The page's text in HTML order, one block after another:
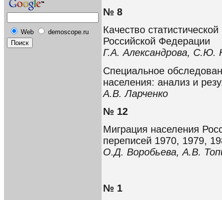
Web demoscope.ru
№ 8
Качество
Российской Федерации
Г.А. Александрова,
Специальное
населения: анализ и
А.В. Ларченко
№ 12
Миграция населения
переписей 1970, 1979,
О.Д. Воробьева, А.В.
№ 1